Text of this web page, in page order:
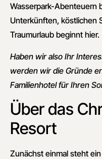
Wasserpark-Abenteuern
Unterkünften, köstlichen
Traumurlaub beginnt hier.
Haben wir also Ihr
werden wir die Gründe
Familienhotel für Ihren
Über das
Resort
Zunächst einmal steht